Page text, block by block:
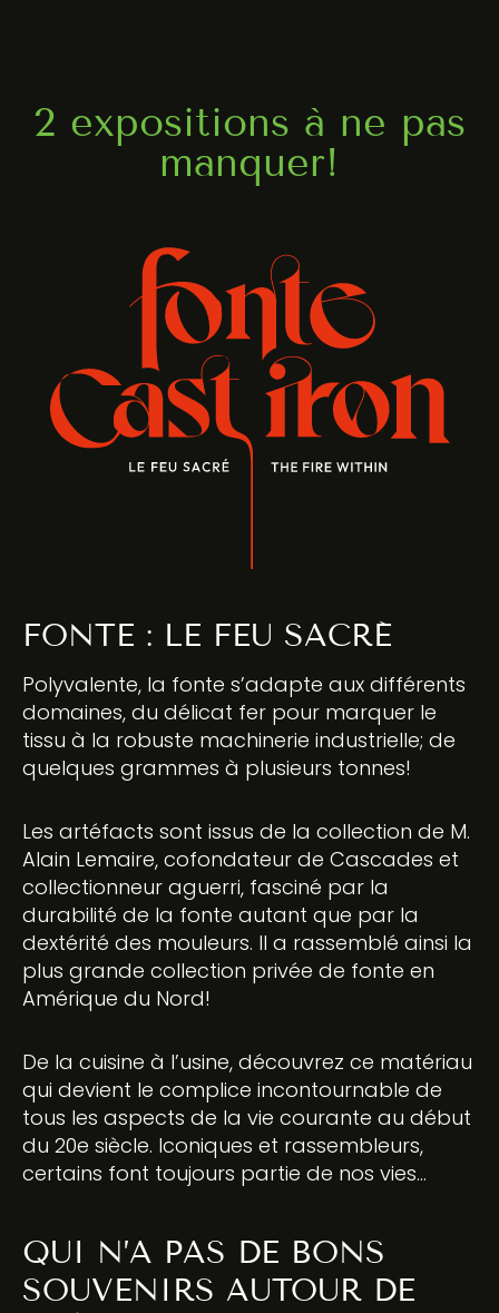
2 expositions à ne pas
manquer!
FONTE : LE FEU SACRÉ
Polyvalente, la fonte s’adapte aux différents
domaines, du délicat fer pour marquer le
tissu à la robuste machinerie industrielle; de
quelques grammes à plusieurs tonnes!
Les artéfacts sont issus de la collection de M.
Alain Lemaire, cofondateur de Cascades et
collectionneur aguerri, fasciné par la
durabilité de la fonte autant que par la
dextérité des mouleurs. Il a rassemblé ainsi la
plus grande collection privée de fonte en
Amérique du Nord!
De la cuisine à l’usine, découvrez ce matériau
qui devient le complice incontournable de
tous les aspects de la vie courante au début
du 20e siècle. Iconiques et rassembleurs,
certains font toujours partie de nos vies…
QUI N’A PAS DE BONS
SOUVENIRS AUTOUR DE